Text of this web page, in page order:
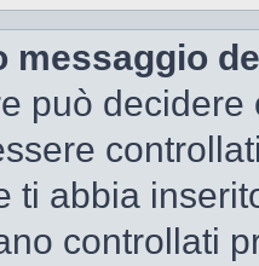
messaggio
può
ti abbia
controllati